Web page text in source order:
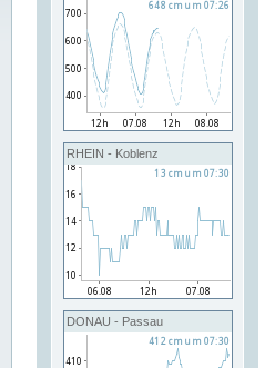
RHEIN - Koblenz
DONAU - Passau